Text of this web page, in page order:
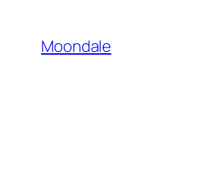
contenido
Moondale